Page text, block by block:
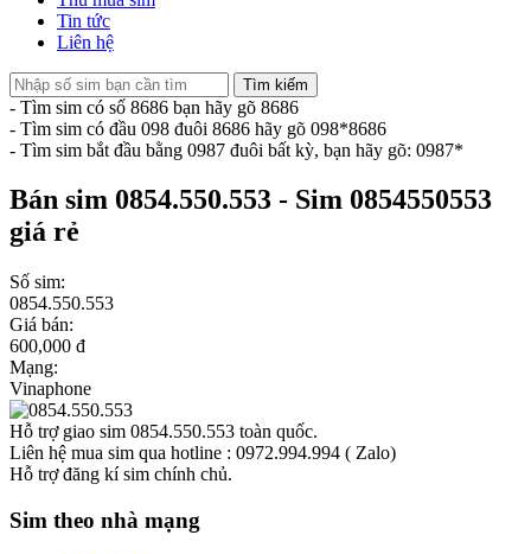
Tin tức
Liên hệ
Tìm kiếm
- Tìm sim có số 8686 bạn hãy gõ 8686
- Tìm sim có đầu 098 đuôi 8686 hãy gõ 098*8686
- Tìm sim bắt đầu bằng 0987 đuôi bất kỳ, bạn hãy gõ: 0987*
Bán sim 0854.550.553 - Sim 0854550553
giá rẻ
Số sim:
0854.550.553
Giá bán:
600,000 đ
Mạng:
Vinaphone
Hỗ trợ giao sim 0854.550.553 toàn quốc.
Liên hệ mua sim qua hotline : 0972.994.994 ( Zalo)
Hỗ trợ đăng kí sim chính chủ.
Sim theo nhà mạng